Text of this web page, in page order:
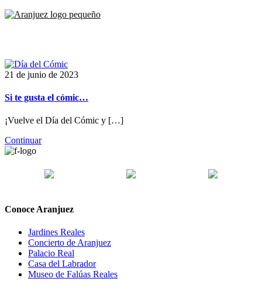
21 de junio de 2023
Si te gusta el cómic…
¡Vuelve el Día del Cómic y […]
Continuar
Conoce Aranjuez
Jardines Reales
Concierto de Aranjuez
Palacio Real
Casa del Labrador
Museo de Falúas Reales